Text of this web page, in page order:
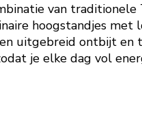
van
hoogstandjes
uitgebreid ontbijt
je elke dag vol